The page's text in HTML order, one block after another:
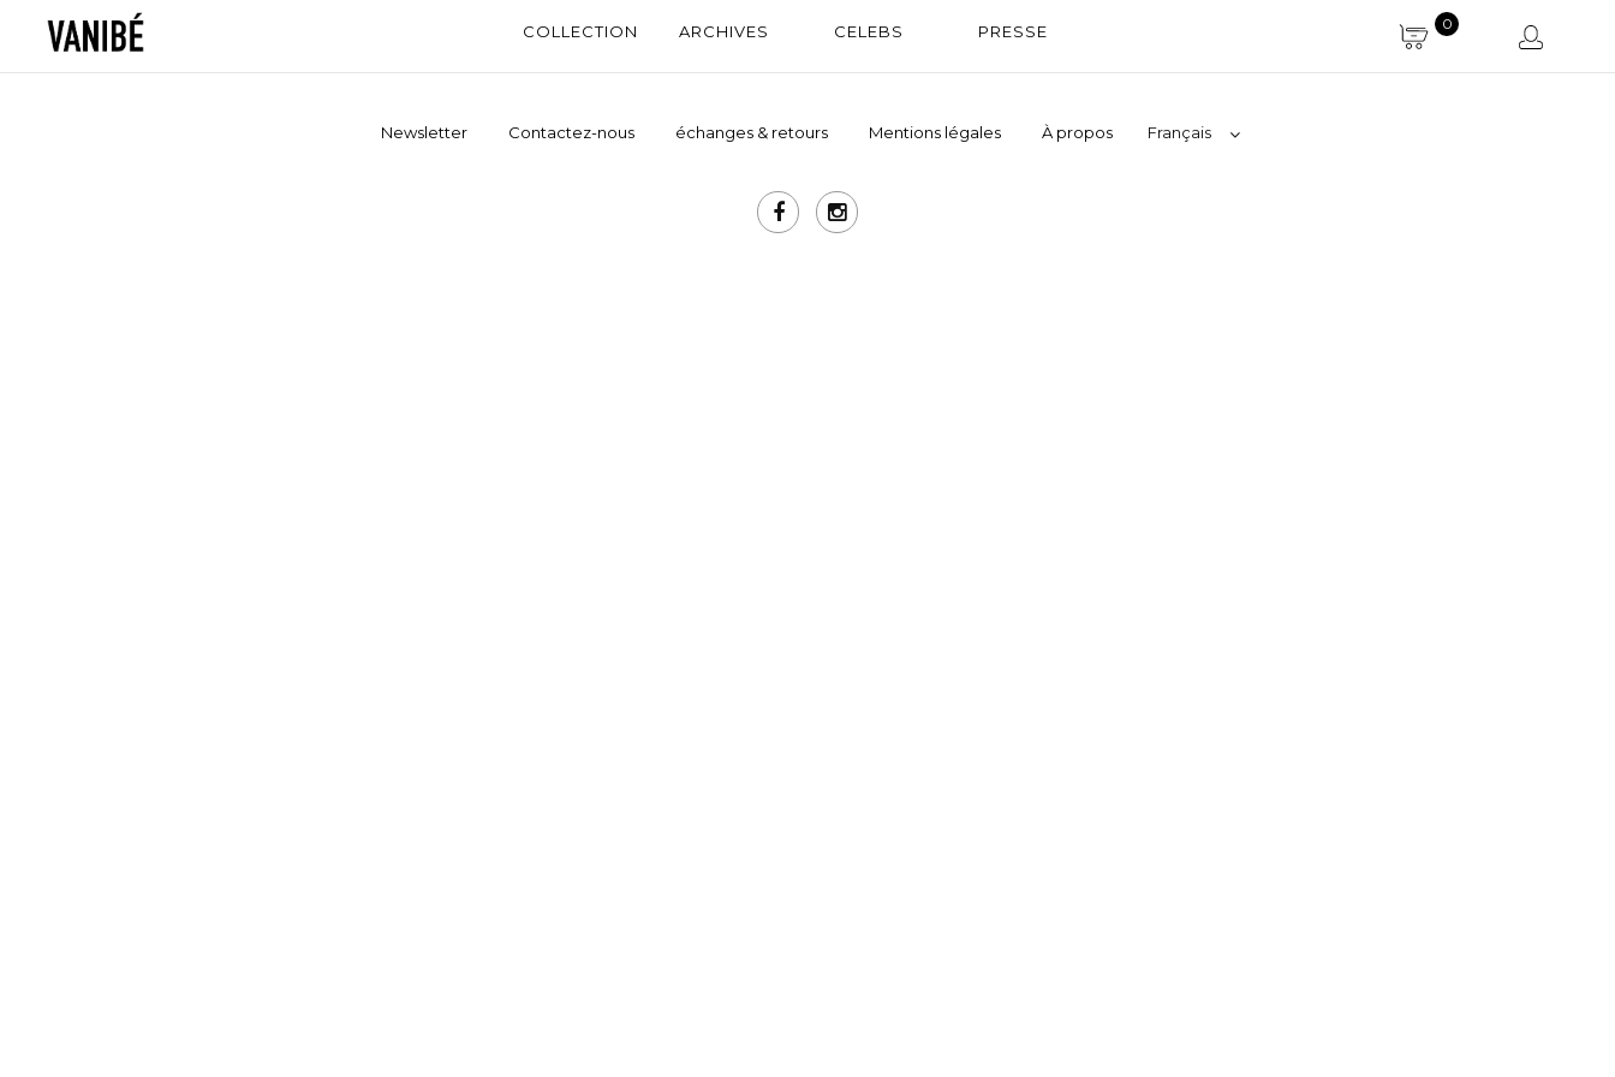
0
COLLECTION ARCHIVES CELEBS PRESSE
Newsletter Contactez-nous échanges & retours Mentions légales À propos Français